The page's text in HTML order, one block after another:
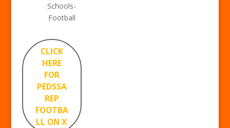
Schools-
Football
CLICK
HERE
FOR
PEDSSA
REP
FOOTBA
LL ON X